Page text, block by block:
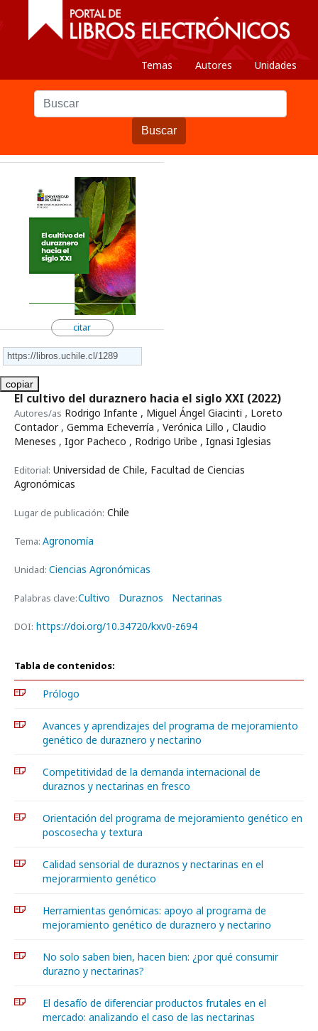
Temas Autores Unidades
Buscar
citar
copiar
El cultivo del duraznero hacia el siglo XXI (2022)
Autores/as Rodrigo Infante , Miguel Ángel Giacinti , Loreto
Contador , Gemma Echeverría , Verónica Lillo , Claudio
Meneses , Igor Pacheco , Rodrigo Uribe , Ignasi Iglesias
Editorial: Universidad de Chile, Facultad de Ciencias
Agronómicas
Lugar de publicación: Chile
Tema: Agronomía
Unidad: Ciencias Agronómicas
Palabras clave:Cultivo Duraznos Nectarinas
DOI: https://doi.org/10.34720/kxv0-z694
Tabla de contenidos:
Prólogo
Avances y aprendizajes del programa de mejoramiento
genético de duraznero y nectarino
Competitividad de la demanda internacional de
duraznos y nectarinas en fresco
Orientación del programa de mejoramiento genético en
poscosecha y textura
Calidad sensorial de duraznos y nectarinas en el
mejorarmiento genético
Herramientas genómicas: apoyo al programa de
mejoramiento genético de duraznero y nectarino
No solo saben bien, hacen bien: ¿por qué consumir
durazno y nectarinas?
El desafío de diferenciar productos frutales en el
mercado: analizando el caso de las nectarinas